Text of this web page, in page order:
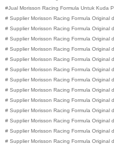
#Jual Morisson Racing Formula Untuk Kuda
# Supplier Morisson Racing Formula Original
# Supplier Morisson Racing Formula Original
# Supplier Morisson Racing Formula Original
# Supplier Morisson Racing Formula Original
# Supplier Morisson Racing Formula Original
# Supplier Morisson Racing Formula Original
# Supplier Morisson Racing Formula Original
# Supplier Morisson Racing Formula Original
# Supplier Morisson Racing Formula Original
# Supplier Morisson Racing Formula Original
# Supplier Morisson Racing Formula Original
# Supplier Morisson Racing Formula Original
# Supplier Morisson Racing Formula Original